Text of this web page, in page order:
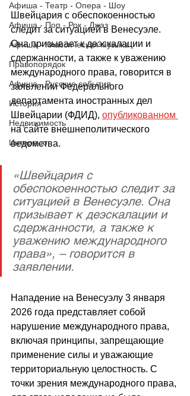
Афиша - Театр - Опера - Шоу
Афиша - Поп - Рок - Джаз
Афиша - Классическая музыка
Правопорядок
Афиша - Русские события
История
Недвижимость
Интервью
Швейцария с обеспокоенностью
следит за ситуацией в Венесуэле.
Она призывает к деэскалации и
сдержанности, а также к уважению
международного права, говорится в
заявлении Федерального
департамента иностранных дел
Швейцарии (ФДИД), опубликованном
на сайте внешнеполитического
ведомства.
«Швейцария с
обеспокоенностью следит за
ситуацией в Венесуэле. Она
призывает к деэскалации и
сдержанности, а также к
уважению международного
права», – говорится в
заявлении.
Нападение на Венесуэлу 3 января
2026 года представляет собой
нарушение международного права,
включая принципы, запрещающие
применение силы и уважающие
территориальную целостность. С
точки зрения международного права,